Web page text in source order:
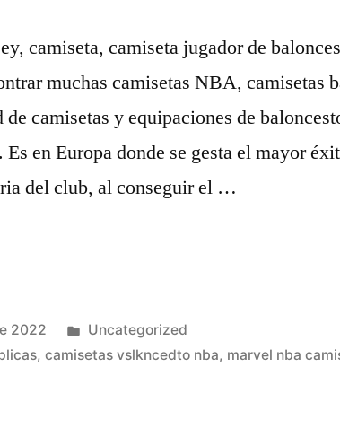
camiseta, camiseta jugador de
muchas camisetas NBA, camisetas
camisetas y equipaciones de
en Europa donde se gesta el mayor
del club, al conseguir el …
2022
Publicado
en
Uncategorized
,camisetas vslkncedto nba, marvel nba